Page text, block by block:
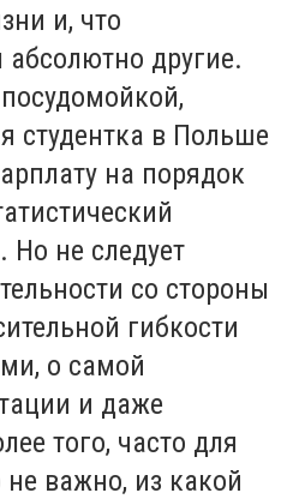
и, что
другие.
студентка в Польше
на порядок
Но не следует
со стороны
гибкости
о самой
и даже
того, часто для
важно, из какой